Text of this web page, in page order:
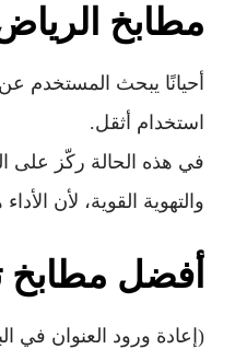
مطابخ الرياض
أحيانًا يبحث المستخدم
استخدام أثقل.
في هذه الحالة ركّز على
والتهوية القوية، لأن
أفضل مطابخ
(إعادة ورود العنوان في